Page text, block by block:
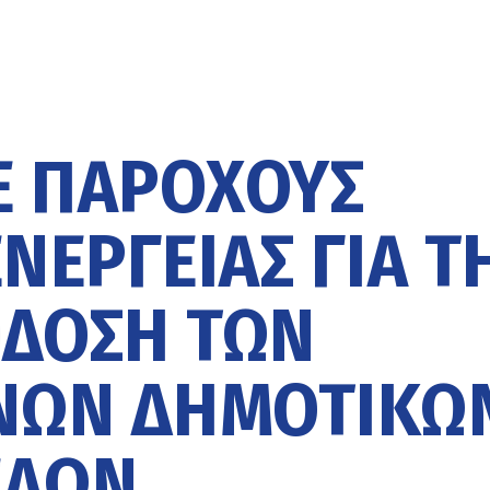
ΠΑΡΌΧΟΥΣ
ΓΙΑ
ΤΩΝ